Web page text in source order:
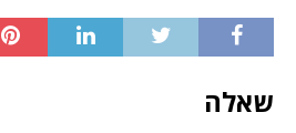
שאלה